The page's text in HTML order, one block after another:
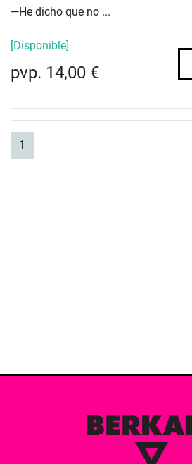
—He dicho que no ...
[Disponible]
pvp. 14,00 €
1